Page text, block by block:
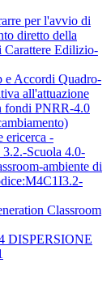
per l'avvio di
diretto della
Edilizio-
e Accordi Quadro-
all'attuazione
fondi PNRR-4.0
ericerca -
Scuola 4.0-
ambiente di
Classroom
DISPERSIONE